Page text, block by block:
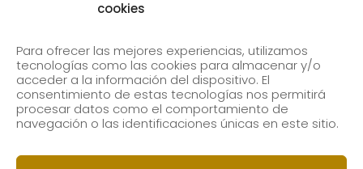
cookies
Para ofrecer las mejores experiencias, utilizamos
tecnologías como las cookies para almacenar y/o
acceder a la información del dispositivo. El
consentimiento de estas tecnologías nos permitirá
procesar datos como el comportamiento de
navegación o las identificaciones únicas en este sitio.
Subscribe to our newsletter to receive our news by
email.